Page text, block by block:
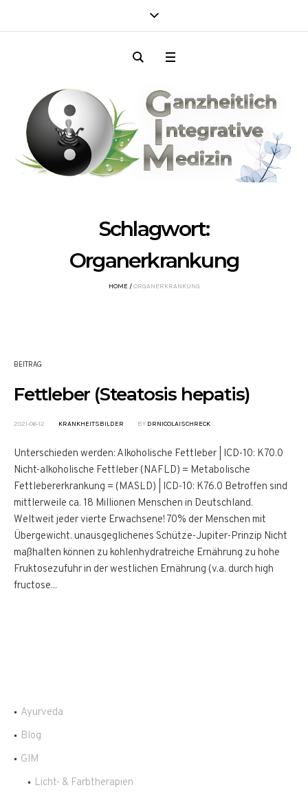
Schlagwort:
Organerkrankung
HOME /ORGANERKRANKUNG
BEITRAG
Fettleber (Steatosis hepatis)
2021-06-12 KRANKHEITSBILDER BY DRNICOLAISCHRECK
Unterschieden werden: Alkoholische Fettleber | ICD-10: K70.0
Nicht-alkoholische Fettleber (NAFLD) = Metabolische
Fettlebererkrankung = (MASLD) | ICD-10: K76.0 Betroffen sind
mittlerweile ca. 18 Millionen Menschen in Deutschland.
Weltweit jeder vierte Erwachsene! 70% der Menschen mit
Übergewicht. unausgeglichenes Schütze-Jupiter-Prinzip Nicht
maßhalten können zu kohlenhydratreiche Ernährung zu hohe
Fruktosezufuhr in der westlichen Ernährung (v.a. durch high
fructose...
Ayurveda
Blog
GIM
Licht- & Farbtherapien